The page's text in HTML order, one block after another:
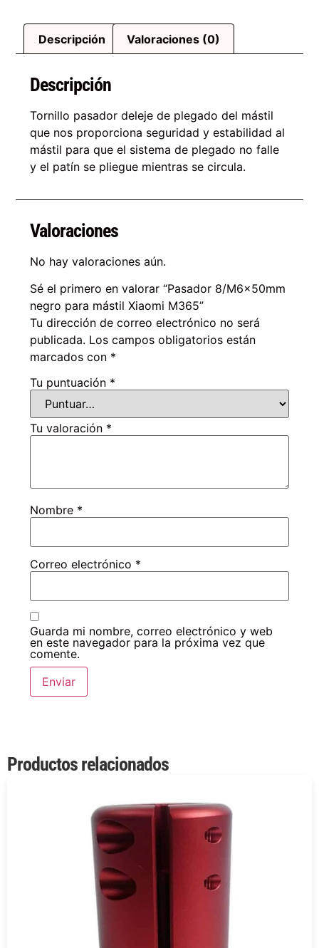
Descripción Valoraciones (0)
Descripción
Tornillo pasador deleje de plegado del mástil
que nos proporciona seguridad y estabilidad al
mástil para que el sistema de plegado no falle
y el patín se pliegue mientras se circula.
Valoraciones
No hay valoraciones aún.
Sé el primero en valorar “Pasador 8/M6x50mm
negro para mástil Xiaomi M365”
Tu dirección de correo electrónico no será
publicada. Los campos obligatorios están
marcados con *
Tu puntuación *
Tu valoración *
Nombre *
Correo electrónico *
Guarda mi nombre, correo electrónico y web
en este navegador para la próxima vez que
comente.
Productos relacionados